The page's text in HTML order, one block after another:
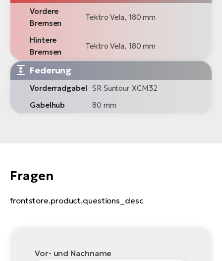
Vordere
Bremsen
Tektro Vela, 180 mm
Hintere
Bremsen
Tektro Vela, 180 mm
Federung
Vorderradgabel SR Suntour XCM32
Gabelhub
80 mm
Fragen
frontstore.product.questions_desc
Vor- und Nachname